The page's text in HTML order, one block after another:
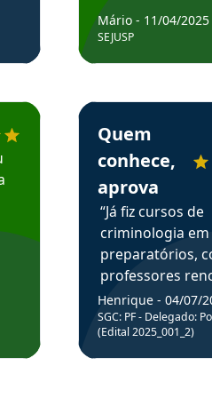
Concursos em depoimento
Mário - 11/04/2025
SEJUSP
Estudante Henrique
Quem
conhece,
aprova
“Já fiz cursos de
criminologia em
preparatórios,
professores
fiz curso em pós
graduação.
Professor do
sem dúvida, o
Henrique - 04/07/
SGC: PF - Delegado:
(Edital 2025_001_2)